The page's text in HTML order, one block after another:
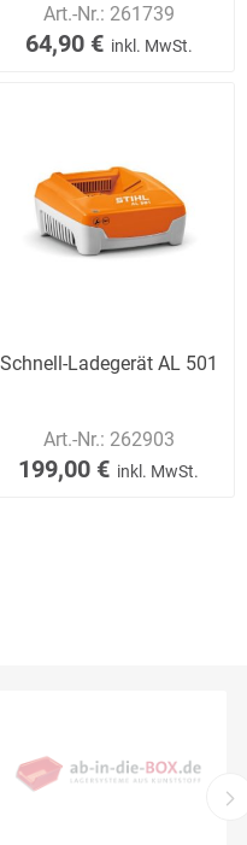
Art.-Nr.: 261739
64,90 € inkl. MwSt.
Schnell-Ladegerät AL 501
Art.-Nr.: 262903
199,00 € inkl. MwSt.